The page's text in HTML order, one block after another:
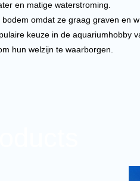
en matige waterstroming.
omdat ze graag graven en
keuze in de aquariumhobby
hun welzijn te waarborgen.